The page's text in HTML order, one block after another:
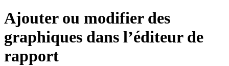
Ajouter ou modifier des
graphiques dans l’éditeur de
rapport